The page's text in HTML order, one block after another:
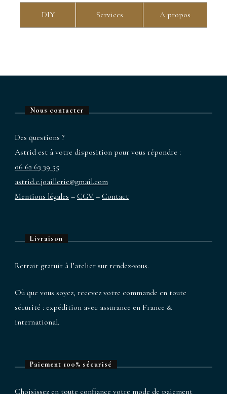
DIY Services A propos
Nous contacter
Des questions ?
Astrid est à votre disposition pour vous répondre :
06 62 63 39 55
astrid.c.joaillerie@gmail.com
Mentions légales – CGV – Contact
Livraison
Retrait gratuit à l’atelier sur rendez-vous.
Où que vous soyez, recevez votre commande en toute
sécurité : expédition avec assurance en France &
international.
Paiement 100% sécurisé
Choisissez en toute confiance votre mode de paiement